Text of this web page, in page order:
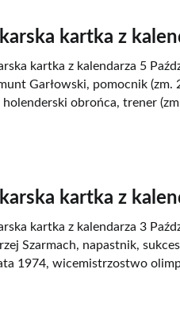
kartka z
kartka z kalendarza 5
Garłowski, pomocnik (zm.
holenderski obrońca, trener
kartka z
kartka z kalendarza 3
Szarmach, napastnik,
1974, wicemistrzostwo